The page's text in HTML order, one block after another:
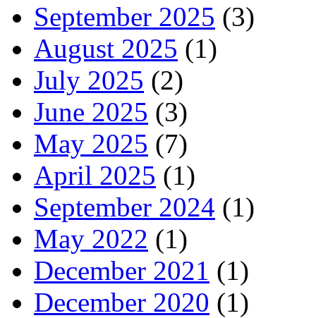
September 2025 (3)
August 2025 (1)
July 2025 (2)
June 2025 (3)
May 2025 (7)
April 2025 (1)
September 2024 (1)
May 2022 (1)
December 2021 (1)
December 2020 (1)